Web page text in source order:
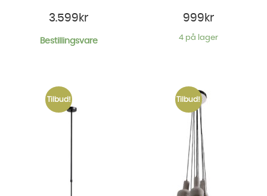
3.599 kr
Bestillingsvare
999 kr
4 på lager
Tilbud! Tilbud!